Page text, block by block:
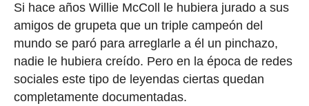
Si hace años Willie McColl le hubiera jurado a sus
amigos de grupeta que un triple campeón del
mundo se paró para arreglarle a él un pinchazo,
nadie le hubiera creído. Pero en la época de redes
sociales este tipo de leyendas ciertas quedan
completamente documentadas.